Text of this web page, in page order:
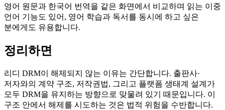
영어 원문과 한국어 번역을 같은 화면에서 비교하며 읽는 이중
언어 기능도 있어, 영어 학습과 독서를 동시에 하고 싶은
분에게도 유용합니다.
정리하면
리디 DRM이 해제되지 않는 이유는 간단합니다. 출판사·
저자와의 계약 구조, 저작권법, 그리고 플랫폼 생태계 설계가
모두 DRM을 유지하는 방향으로 맞물려 있기 때문입니다. 이
구조 안에서 해제를 시도하는 것은 법적 위험을 수반합니다.